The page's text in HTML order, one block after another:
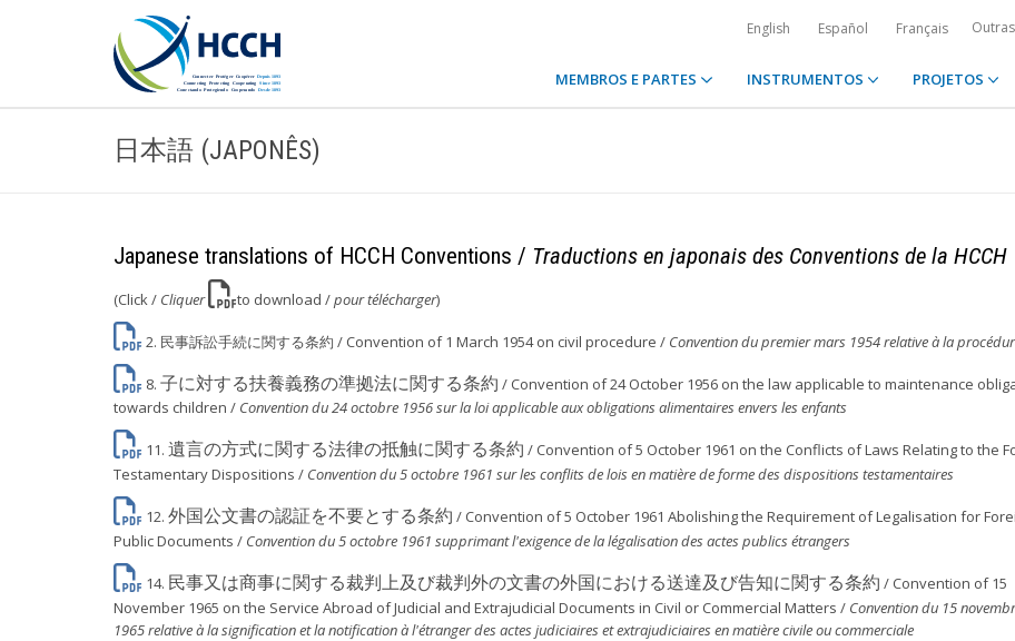
English Español Français
MEMBROS E PARTES INSTRUMENTOS PROJETOS
日本語 (JAPONÊS)
Japanese translations of HCCH Conventions / Traductions en japonais des Conventions de la HCCH
(Click / Cliquer to download /pour télécharger)
2. 民事訴訟手続に関する条約 / Convention of 1 March 1954 on civil procedure / Convention du premier mars 1954 relative à la
8. 子に対する扶養義務の準拠法に関する条約 / Convention of 24 October 1956 on the law applicable to maintenance
towards children / Convention du 24 octobre 1956 sur la loi applicable aux obligations alimentaires envers les enfants
11. 遺言の方式に関する法律の抵触に関する条約 / Convention of 5 October 1961 on the Conflicts of Laws Relating to the
Testamentary Dispositions / Convention du 5 octobre 1961 sur les conflits de lois en matière de forme des dispositions testamentaires
12. 外国公文書の認証を不要とする条約 / Convention of 5 October 1961 Abolishing the Requirement of Legalisation for
Public Documents / Convention du 5 octobre 1961 supprimant l'exigence de la légalisation des actes publics étrangers
14. 民事又は商事に関する裁判上及び裁判外の文書の外国における送達及び告知に関する条約 / Convention of 15
November 1965 on the Service Abroad of Judicial and Extrajudicial Documents in Civil or Commercial Matters / Convention du 15
1965 relative à la signification et la notification à l'étranger des actes judiciaires et extrajudiciaires en matière civile ou commerciale